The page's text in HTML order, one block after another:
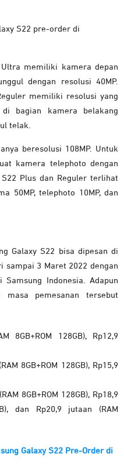
memiliki kamera depan
dengan resolusi 40MP.
memiliki resolusi yang
bagian kamera belakang
telak.
beresolusi 108MP. Untuk
kamera telephoto dengan
Plus dan Reguler terlihat
50MP, telephoto 10MP, dan
Galaxy S22 bisa dipesan di
sampai 3 Maret 2022 dengan
Indonesia. Adapun
pemesanan tersebut
8GB+ROM 128GB), Rp12,9
8GB+ROM 128GB), Rp15,9
8GB+ROM 128GB), Rp18,9
dan Rp20,9 jutaan (RAM
Galaxy S22 Pre-Order di